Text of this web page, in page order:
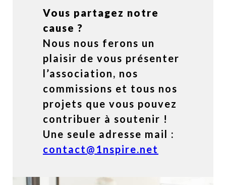
Vous partagez notre
cause ?
Nous nous ferons un
plaisir de vous présenter
l’association, nos
commissions et tous nos
projets que vous pouvez
contribuer à soutenir !
Une seule adresse mail :
contact@1nspire.net